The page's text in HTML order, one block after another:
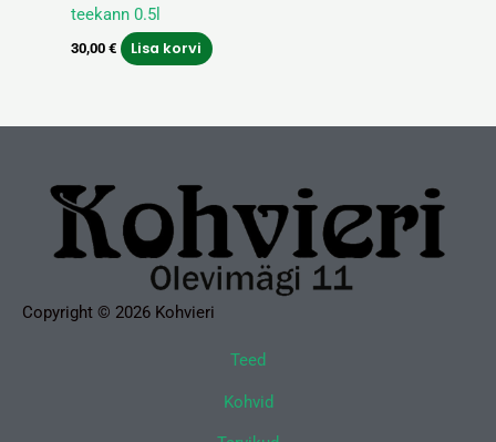
teekann 0.5l
30,00 € Lisa korvi
Copyright © 2026 Kohvieri
Teed
Kohvid